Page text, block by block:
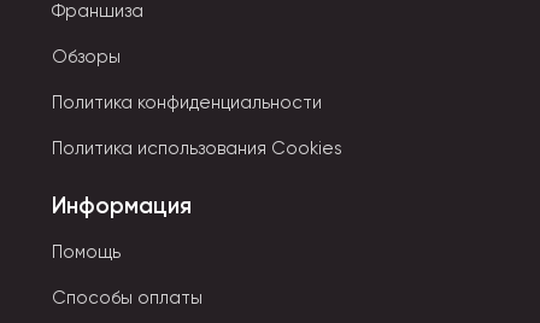
Франшиза
Обзоры
Политика конфиденциальности
Политика использования Cookies
Информация
Помощь
Способы оплаты